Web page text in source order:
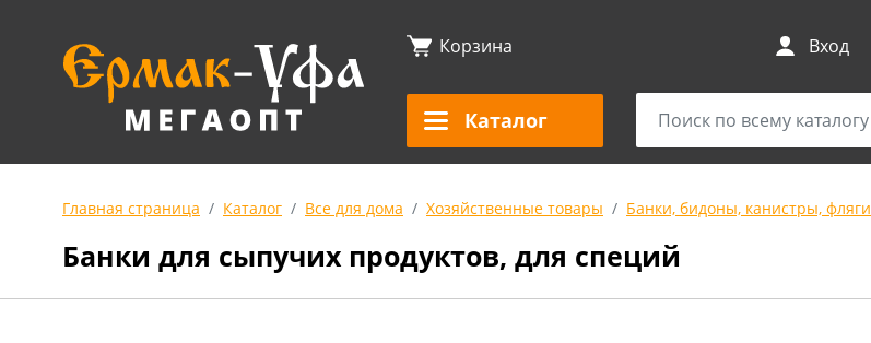
Корзина Вход
Каталог
Главная страница Каталог Все для дома Хозяйственные товары Банки, бидоны, канистры, фляги
Банки для сыпучих продуктов, для специй